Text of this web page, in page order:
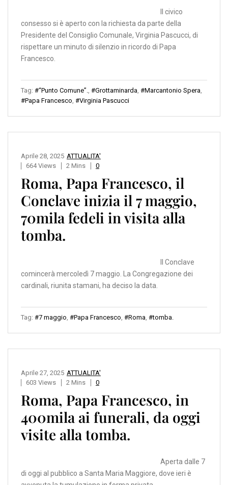
Il civico
consesso si è aperto con la richiesta da parte della
Presidente del Consiglio Comunale, Virginia Pascucci, di
rispettare un minuto di silenzio in ricordo di Papa
Francesco.
Tag: #“Punto Comune”., #Grottaminarda, #Marcantonio Spera,
#Papa Francesco, #Virginia Pascucci
ATTUALITA'
Aprile 28, 2025
664 Views
2 Mins 0
Roma, Papa Francesco, il
Conclave inizia il 7 maggio,
70mila fedeli in visita alla
tomba.
Il Conclave
comincerà mercoledì 7 maggio. La Congregazione dei
cardinali, riunita stamani, ha deciso la data.
Tag: #7 maggio, #Papa Francesco, #Roma, #tomba.
ATTUALITA'
Aprile 27, 2025
603 Views
2 Mins 0
Roma, Papa Francesco, in
400mila ai funerali, da oggi
visite alla tomba.
Aperta dalle 7
di oggi al pubblico a Santa Maria Maggiore, dove ieri è